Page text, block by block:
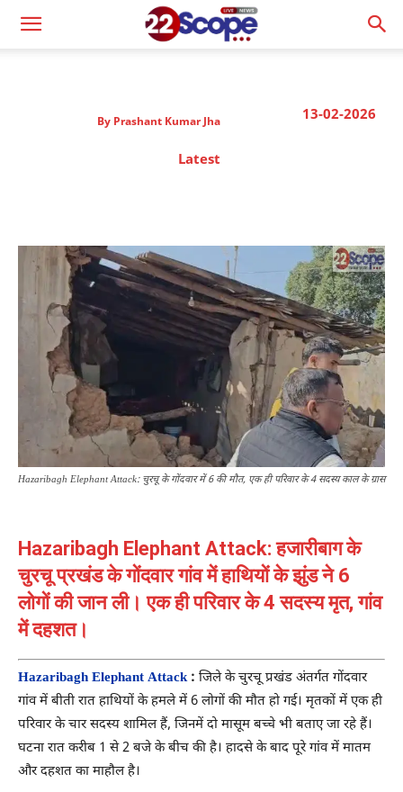
13-02-2026
By Prashant Kumar Jha
Latest
Hazaribagh Elephant Attack: चुरचू के गोंदवार में 6 की मौत, एक ही परिवार के 4 सदस्य काल के ग्रास
Hazaribagh Elephant Attack: हजारीबाग के
चुरचू प्रखंड के गोंदवार गांव में हाथियों के झुंड ने 6
लोगों की जान ली। एक ही परिवार के 4 सदस्य मृत, गांव
में दहशत।
Hazaribagh Elephant Attack: जिले के चुरचू प्रखंड अंतर्गत गोंदवार
गांव में बीती रात हाथियों के हमले में 6 लोगों की मौत हो गई। मृतकों में एक ही
परिवार के चार सदस्य शामिल हैं, जिनमें दो मासूम बच्चे भी बताए जा रहे हैं।
घटना रात करीब 1 से 2 बजे के बीच की है। हादसे के बाद पूरे गांव में मातम
और दहशत का माहौल है।